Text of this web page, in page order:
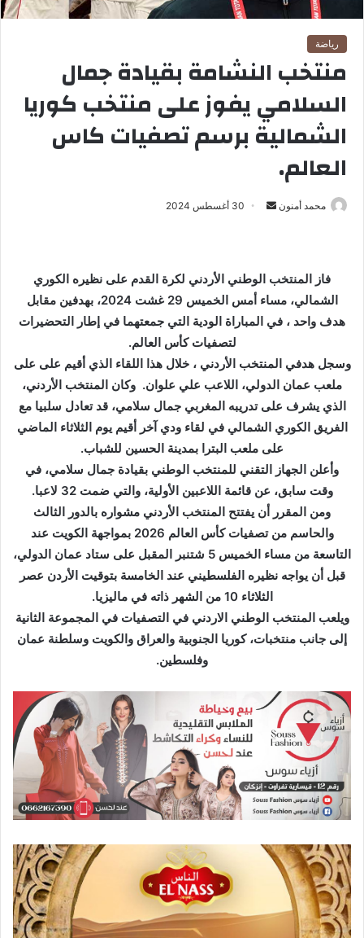
رياضة
منتخب النشامة بقيادة جمال
السلامي يفوز على منتخب كوريا
الشمالية برسم تصفيات كاس
العالم.
محمد أمنون
ب
ر
ا
ك
ن
ي
ا
30 أغسطس 2024
فاز المنتخب الوطني الأردني لكرة القدم على نظيره الكوري
الشمالي، مساء أمس الخميس 29 غشت 2024، بهدفين مقابل
هدف واحد ، في المباراة الودية التي جمعتهما في إطار التحضيرات
لتصفيات كأس العالم.
وسجل هدفي المنتخب الأردني ، خلال هذا اللقاء الذي أقيم على على
ملعب عمان الدولي، اللاعب علي علوان. وكان المنتخب الأردني،
الذي يشرف على تدريبه المغربي جمال سلامي، قد تعادل سلبيا مع
الفريق الكوري الشمالي في لقاء ودي آخر أقيم يوم الثلاثاء الماضي
على ملعب البترا بمدينة الحسين للشباب.
وأعلن الجهاز التقني للمنتخب الوطني بقيادة جمال سلامي، في
وقت سابق، عن قائمة اللاعبين الأولية، والتي ضمت 32 لاعبا.
ومن المقرر أن يفتتح المنتخب الأردني مشواره بالدور الثالث
والحاسم من تصفيات كأس العالم 2026 بمواجهة الكويت عند
التاسعة من مساء الخميس 5 شتنبر المقبل على ستاد عمان الدولي،
قبل أن يواجه نظيره الفلسطيني عند الخامسة بتوقيت الأردن عصر
الثلاثاء 10 من الشهر ذاته في ماليزيا.
ويلعب المنتخب الوطني الاردني في التصفيات في المجموعة الثانية
إلى جانب منتخبات، كوريا الجنوبية والعراق والكويت وسلطنة عمان
وفلسطين.